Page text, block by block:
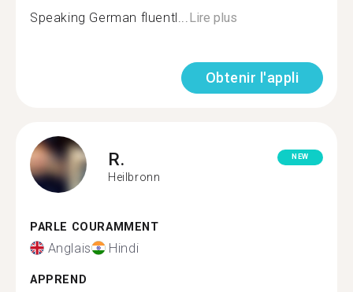
Speaking German fluentl...Lire plus
Obtenir l'appli
R.
Heilbronn
NEW
PARLE COURAMMENT
Anglais Hindi
APPREND